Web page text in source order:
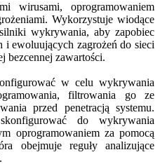
wirusami, oprogramowaniem
Wykorzystuje wiodące
wykrywania, aby zapobiec
i ewoluujących zagrożeń do sieci
bezcennej zawartości.
w celu wykrywania
filtrowania go ze
przed penetracją systemu.
do wykrywania
oprogramowaniem za pomocą
obejmuje reguły analizujące